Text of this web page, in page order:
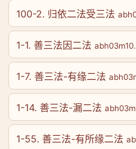
100-2. 归依二法受三法
1-1. 善三法因二法
1-7. 善三法-有缘二法
1-14. 善三法-漏二法
1-55. 善三法-有所缘二法